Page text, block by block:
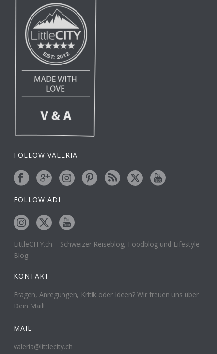
FOLLOW VALERIA
FOLLOW ADI
LittleCITY.ch – Schweizer Reiseblog, Foodblog und Lifestyle-
Blog
KONTAKT
Fragen, Anregungen, Kritik oder Ideen? Wir freuen uns über
Dein Mail!
MAIL
valeria@littlecity.ch